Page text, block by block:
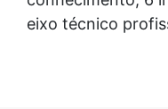
eixo técnico